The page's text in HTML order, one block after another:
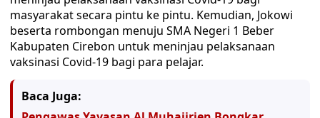
masyarakat secara pintu ke pintu. Kemudian, Jokowi
beserta rombongan menuju SMA Negeri 1 Beber
Kabupaten Cirebon untuk meninjau pelaksanaan
vaksinasi Covid-19 bagi para pelajar.
Baca Juga: